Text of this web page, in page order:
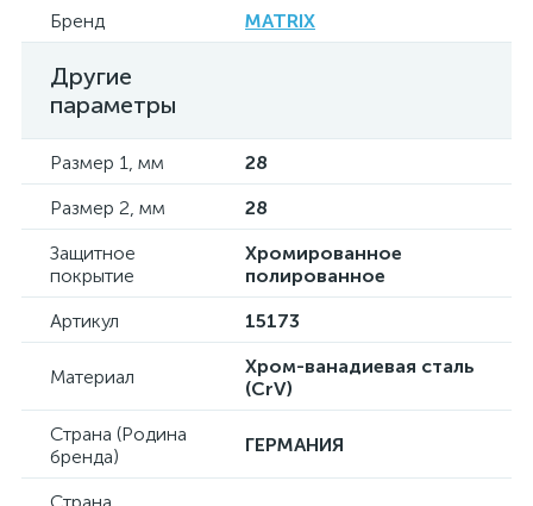
Бренд MATRIX
Другие
параметры
Размер 1, мм
28
Размер 2, мм
28
Защитное
покрытие
Хромированное
полированное
Артикул
15173
Материал
Хром-ванадиевая сталь
(CrV)
Страна (Родина
бренда)
ГЕРМАНИЯ